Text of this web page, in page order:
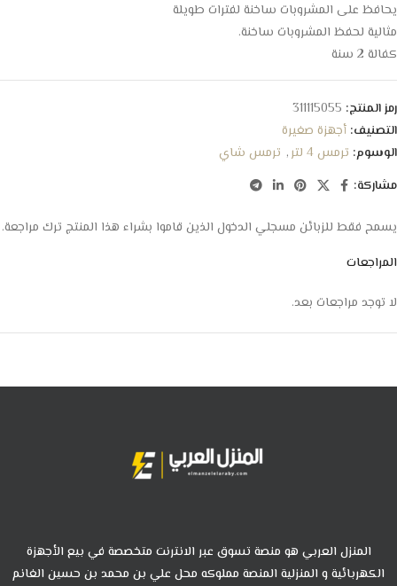
يحافظ على المشروبات ساخنة لفترات طويلة
مثالية لحفظ المشروبات ساخنة.
كفالة 2 سنة
رمز المنتج: 311115055
التصنيف: أجهزة صغيرة
الوسوم: ترمس 4 لتر , ترمس شاي
مشاركة:
المراجعات
لا توجد مراجعات بعد.
يسمح فقط للزبائن مسجلي الدخول الذين قاموا بشراء هذا المنتج ترك مراجعة.
المنزل العربي هو منصة تسوق عبر الانترنت متخصصة في بيع الأجهزة
الكهربائية و المنزلية المنصة مملوكه محل علي بن محمد بن حسين الغانم